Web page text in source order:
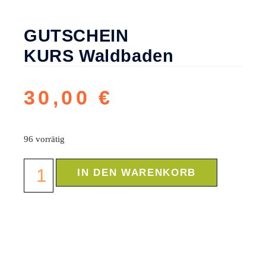
GUTSCHEIN
KURS Waldbaden
30,00€
96 vorrätig
IN DEN WARENKORB